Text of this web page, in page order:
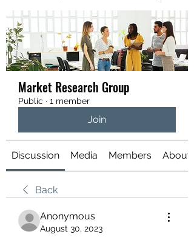
Market Research Group
Public · 1 member
Join
Discussion Media Members About
Back
Anonymous
August 30, 2023